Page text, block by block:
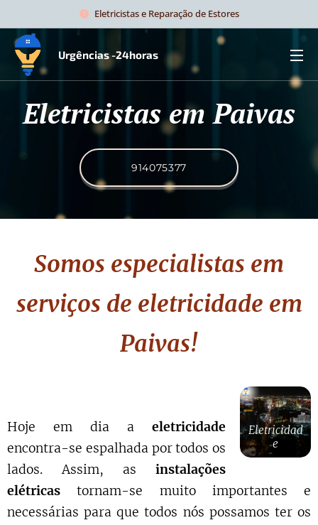
Eletricistas e Reparação de Estores
Urgências -24horas
Eletricistas em Paivas
914075377
Somos especialistas em
serviços de eletricidade em
Paivas!
Eletricidad
e
Hoje em dia aeletricidade
encontra-se espalhada por todos os
lados. Assim, asinstalações
elétricas tornam-se muito importantes e
necessárias para que todos nós possamos ter os